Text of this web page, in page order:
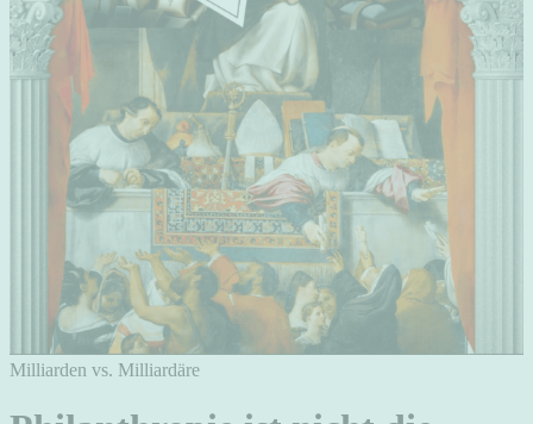
Milliarden vs. Milliardäre